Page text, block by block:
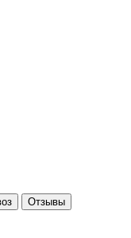
Отзывы